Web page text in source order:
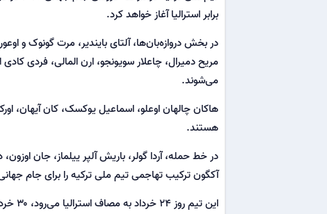
برابر استرالیا آغاز خواهد کرد.
در بخش دروازه‌بان‌ها، آلتای بایندیر، مرت گونوک و
مریح دمیرال، چاعلار سویونجو، ارن المالی، فردی
می‌شوند.
هاکان چالهان اوعلو، اسماعیل یوکسک، کان آیهان،
هستند.
در خط حمله، آردا گولر، باریش آلپر ییلماز، جان
آکگون ترکیب تهاجمی تیم ملی ترکیه را برای جام جهانی ۲۰۲۶ تشکیل خواهند